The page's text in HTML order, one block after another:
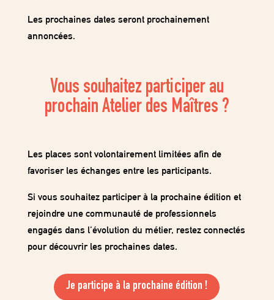
Les prochaines dates seront prochainement
annoncées.
Vous souhaitez participer au
prochain Atelier des Maîtres ?
Les places sont volontairement limitées afin de
favoriser les échanges entre les participants.
Si vous souhaitez participer à la prochaine édition et
rejoindre une communauté de professionnels
engagés dans l’évolution du métier, restez connectés
pour découvrir les prochaines dates.
Je participe à la prochaine édition !